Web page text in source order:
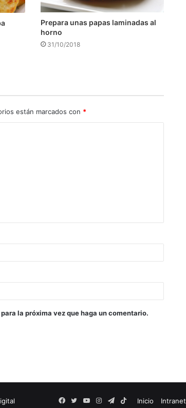
Prepara unas papas laminadas al
horno
31/10/2018
están marcados con *
la próxima vez que haga un comentario.
Inicio Intranet
Facebook
TwitterYouTubeInstagramTelegram
TikTok